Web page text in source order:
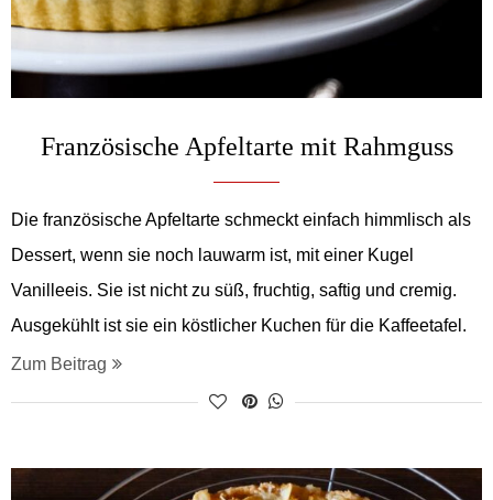
Französische Apfeltarte mit Rahmguss
Die französische Apfeltarte schmeckt einfach himmlisch als
Dessert, wenn sie noch lauwarm ist, mit einer Kugel
Vanilleeis. Sie ist nicht zu süß, fruchtig, saftig und cremig.
Ausgekühlt ist sie ein köstlicher Kuchen für die Kaffeetafel.
Zum Beitrag